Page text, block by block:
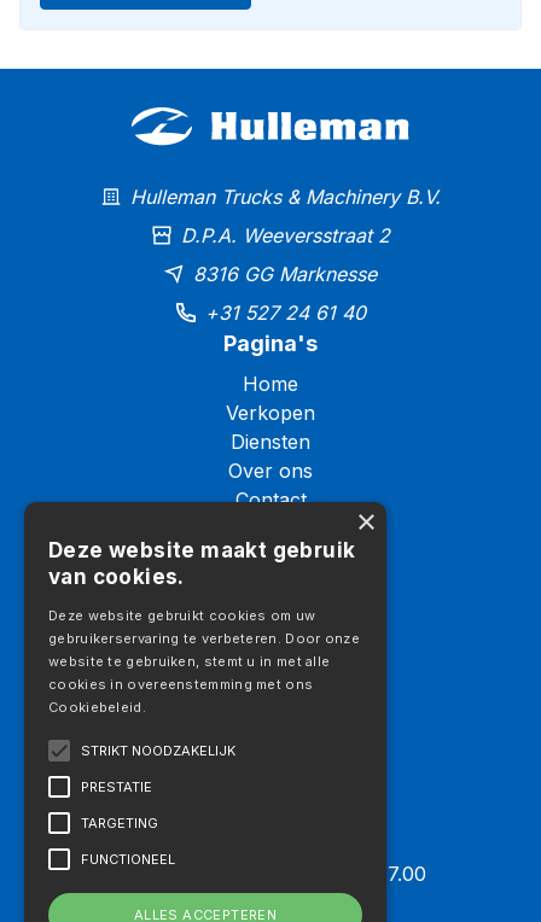
Hulleman Trucks & Machinery B.V.
D.P.A. Weeversstraat 2
8316 GG Marknesse
+31 527 24 61 40
Pagina's
Home
Verkopen
Diensten
Over ons
Contact
Galerij
Aanbod
Aanbod
Vrachtwagens
Opleggers
Maandag t/m vrijdag 07.30 – 17.00
Zaterdag: Op afspraak
×
Deze website maakt gebruik
van cookies.
Deze website gebruikt cookies om uw
gebruikerservaring te verbeteren. Door onze
website te gebruiken, stemt u in met alle
cookies in overeenstemming met ons
Cookiebeleid.
STRIKT NOODZAKELIJK
PRESTATIE
TARGETING
FUNCTIONEEL
ALLES ACCEPTEREN